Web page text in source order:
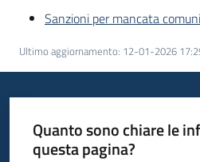
Agenzia
Seguici
Sanzioni per mancata
Ultimo aggiornamento: 12-01-2026
Quanto sono chiare le
questa pagina?